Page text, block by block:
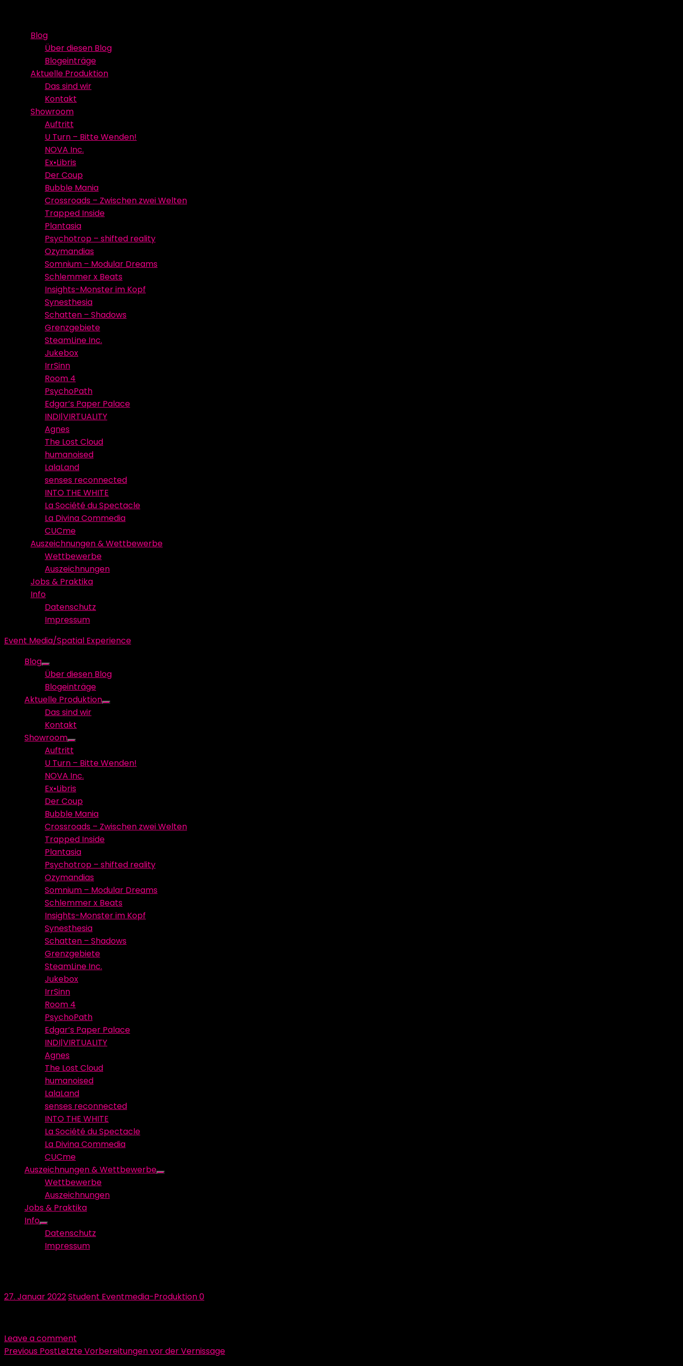
contentBlog
Über diesen Blog
Blogeinträge
Aktuelle Produktion
Das sind wir
Kontakt
Showroom
Auftritt
U Turn – Bitte Wenden!
NOVA Inc.
Ex•Libris
Der Coup
Bubble Mania
Crossroads – Zwischen zwei Welten
Trapped Inside
Plantasia
Psychotrop – shifted reality
Ozymandias
Somnium – Modular Dreams
Schlemmer x Beats
Insights-Monster im Kopf
Synesthesia
Schatten – Shadows
Grenzgebiete
SteamLine Inc.
Jukebox
IrrSinn
Room 4
PsychoPath
Edgar’s Paper Palace
INDI|VIRTUALITY
Agnes
The Lost Cloud
humanoised
LalaLand
senses reconnected
INTO THE WHITE
La Société du Spectacle
La Divina Commedia
CUCme
Auszeichnungen & Wettbewerbe
Wettbewerbe
Auszeichnungen
Jobs & Praktika
Info
Datenschutz
Impressum
Event Media/Spatial Experience
Blog
Show
sub
menu
Über diesen Blog
Blogeinträge
Aktuelle Produktion
Show
Das sind wir
Kontakt
Showroom
Show
sub
menu
Auftritt
U Turn – Bitte Wenden!
NOVA Inc.
Ex•Libris
Der Coup
Bubble Mania
Crossroads – Zwischen zwei Welten
Trapped Inside
Plantasia
Psychotrop – shifted reality
Ozymandias
Somnium – Modular Dreams
Schlemmer x Beats
Insights-Monster im Kopf
Synesthesia
Schatten – Shadows
Grenzgebiete
SteamLine Inc.
Jukebox
IrrSinn
Room 4
PsychoPath
Edgar’s Paper Palace
INDI|VIRTUALITY
Agnes
The Lost Cloud
humanoised
LalaLand
senses reconnected
INTO THE WHITE
La Société du Spectacle
La Divina Commedia
CUCme
Auszeichnungen & Wettbewerbe
Show
Wettbewerbe
Auszeichnungen
Jobs & Praktika
Info
Show
sub
menu
Datenschutz
Impressum
Posted
27. Januar 2022Author
Student Eventmedia-Produktion0
Leave a comment
Beitragsnavigation
Previous PostLetzte Vorbereitungen vor der Vernissage